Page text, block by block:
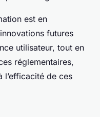
est en
futures
utilisateur, tout en
réglementaires,
l’efficacité de ces